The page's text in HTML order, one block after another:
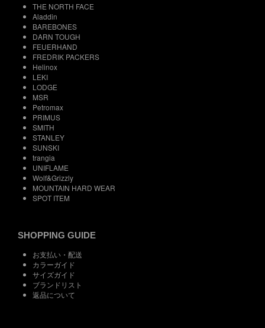
THE NORTH FACE
Aladdin
BAREBONES
DARN TOUGH
FEUERHAND
FREDRIK PACKERS
Helinox
LEKI
LODGE
MSR
Petromax
PRIMUS
SMITH
STANLEY
SUNSKI
trangia
UNIFLAME
Wolf&Grizzly
MOUNTAIN HARD WEAR
SPOT ITEM
SHOPPING GUIDE
お支払い・配送
カラーガイド
サイズガイド
ブランドリスト
返品について